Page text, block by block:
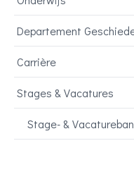
Departement
Carrière
Stages & Vacatures
Stage- &